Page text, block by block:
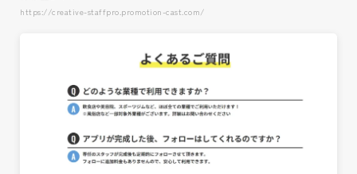
https://creative-staffpro.promotion-cast.com/